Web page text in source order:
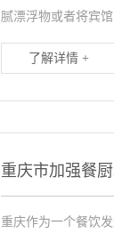
腻漂浮物或者将宾
了解详情 +
重庆市加强餐
重庆作为一个餐饮